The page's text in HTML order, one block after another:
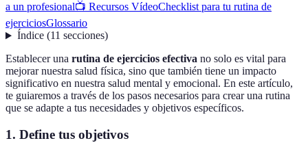
a un profesional📺 Recursos VídeoChecklist para tu rutina de
ejerciciosGlossario
Índice(11 secciones)
Establecer una rutina de ejercicios efectiva no solo es vital para
mejorar nuestra salud física, sino que también tiene un impacto
significativo en nuestra salud mental y emocional. En este artículo,
te guiaremos a través de los pasos necesarios para crear una rutina
que se adapte a tus necesidades y objetivos específicos.
1. Define tus objetivos